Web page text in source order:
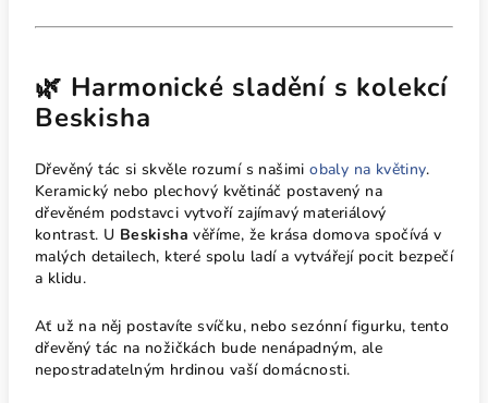
🌿 Harmonické sladění s kolekcí
Beskisha
Dřevěný tác si skvěle rozumí s našimiobaly na květiny.
Keramický nebo plechový květináč postavený na
dřevěném podstavci vytvoří zajímavý materiálový
kontrast. U Beskisha věříme, že krása domova spočívá v
malých detailech, které spolu ladí a vytvářejí pocit bezpečí
a klidu.
Ať už na něj postavíte svíčku, nebo sezónní figurku, tento
dřevěný tác na nožičkách bude nenápadným, ale
nepostradatelným hrdinou vaší domácnosti.